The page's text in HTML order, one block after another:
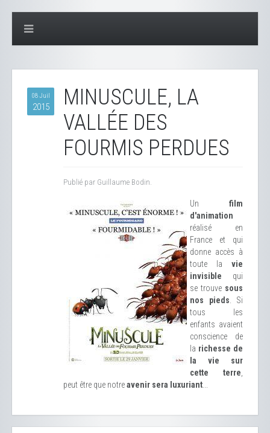
08 Juil
2015
MINUSCULE, LA
VALLÉE DES
FOURMIS PERDUES
Publié par Guillaume Bodin.
Un film
d'animation
réalisé en
France et qui
donne accès à
toute la vie
invisible qui
se trouve sous
nos pieds . Si
tous les
enfants avaient
conscience de
la richesse de
la vie sur
cette terre
peut être que notreavenir sera luxuriant